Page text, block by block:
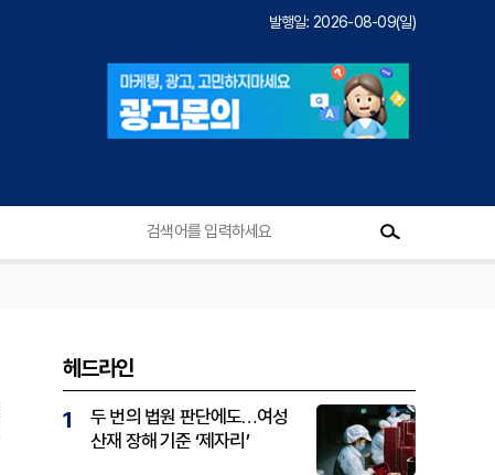
발행일: 2026-08-09(일)
헤드라인
1
두 번의 법원 판단에도…여성
산재 장해 기준 ‘제자리’